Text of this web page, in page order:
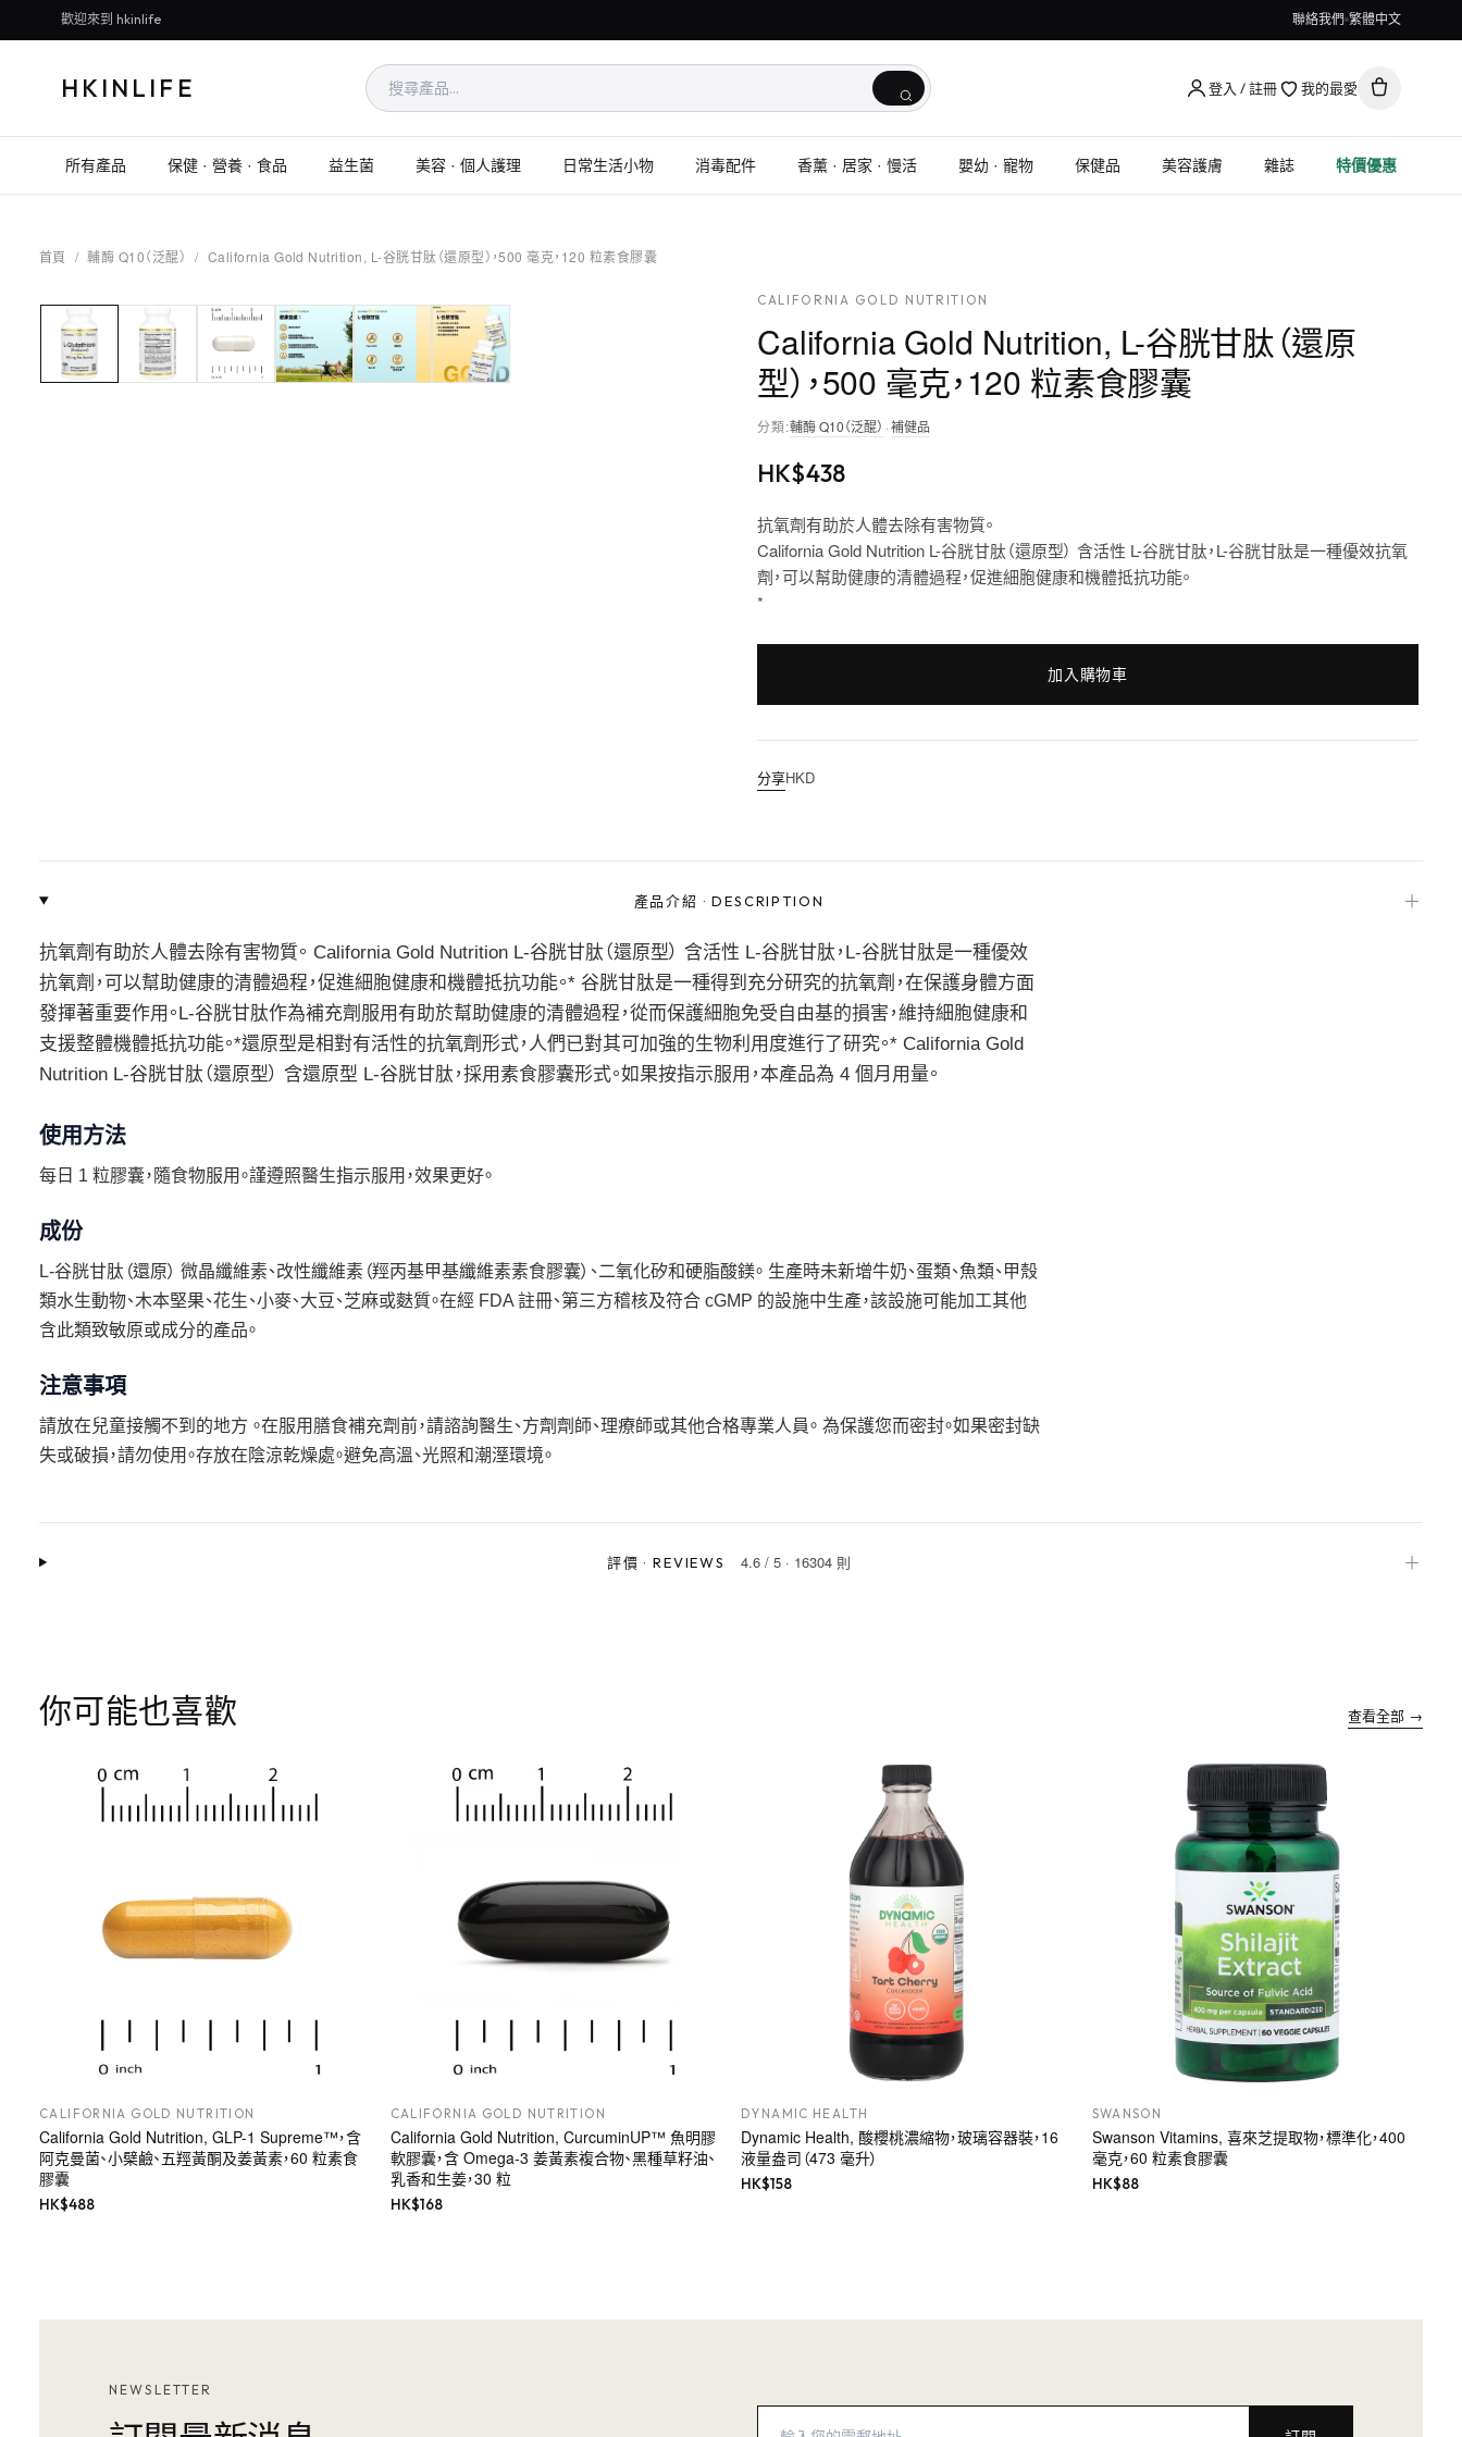
歡迎來到 hkinlife 聯絡我們 繁體中文
HKINLIFE 登入 / 註冊 我的最愛
所有產品 保健 · 營養 · 食品 益生菌 美容 · 個人護理 日常生活小物 消毒配件 香薰 · 居家 · 慢活 嬰幼 · 寵物 保健品 美容護膚 雜誌 特價優惠
首頁 / 輔酶 Q10（泛醌） / California Gold Nutrition, L-谷胱甘肽（還原型），500 毫克，120 粒素食膠囊
CALIFORNIA GOLD NUTRITION
California Gold Nutrition, L-谷胱甘肽（還原
型），500 毫克，120 粒素食膠囊
分類:輔酶 Q10（泛醌） ·補健品
HK$438
抗氧劑有助於人體去除有害物質。
California Gold Nutrition L-谷胱甘肽（還原型） 含活性 L-谷胱甘肽，L-谷胱甘肽是一種優效抗氧
劑，可以幫助健康的清體過程，促進細胞健康和機體抵抗功能。
*
加入購物車
分享HKD
產品介紹 ·DESCRIPTION ＋
抗氧劑有助於人體去除有害物質。 California Gold Nutrition L-谷胱甘肽（還原型） 含活性 L-谷胱甘肽，L-谷胱甘肽是一種優效
抗氧劑，可以幫助健康的清體過程，促進細胞健康和機體抵抗功能。* 谷胱甘肽是一種得到充分研究的抗氧劑，在保護身體方面
發揮著重要作用。L-谷胱甘肽作為補充劑服用有助於幫助健康的清體過程，從而保護細胞免受自由基的損害，維持細胞健康和
支援整體機體抵抗功能。*還原型是相對有活性的抗氧劑形式，人們已對其可加強的生物利用度進行了研究。* California Gold
Nutrition L-谷胱甘肽（還原型） 含還原型 L-谷胱甘肽，採用素食膠囊形式。如果按指示服用，本產品為 4 個月用量。
使用方法
每日 1 粒膠囊，隨食物服用。謹遵照醫生指示服用，效果更好。
成份
L-谷胱甘肽（還原） 微晶纖維素、改性纖維素（羥丙基甲基纖維素素食膠囊）、二氧化矽和硬脂酸鎂。 生產時未新增牛奶、蛋類、魚類、甲殼
類水生動物、木本堅果、花生、小麥、大豆、芝麻或麩質。在經 FDA 註冊、第三方稽核及符合 cGMP 的設施中生產，該設施可能加工其他
含此類致敏原或成分的產品。
注意事項
請放在兒童接觸不到的地方 。在服用膳食補充劑前，請諮詢醫生、方劑劑師、理療師或其他合格專業人員。 為保護您而密封。如果密封缺
失或破損，請勿使用。存放在陰涼乾燥處。避免高溫、光照和潮溼環境。
評價 ·REVIEWS 4.6/ 5· 16304 則 ＋
你可能也喜歡 查看全部 →
CALIFORNIA GOLD NUTRITION
California Gold Nutrition, GLP-1 Supreme™，含
阿克曼菌、小檗鹼、五羥黃酮及姜黃素，60 粒素食
膠囊
HK$488
CALIFORNIA GOLD NUTRITION
California Gold Nutrition, CurcuminUP™ 魚明膠
軟膠囊，含 Omega-3 姜黃素複合物、黑種草籽油、
乳香和生姜，30 粒
HK$168
DYNAMIC HEALTH
Dynamic Health, 酸櫻桃濃縮物，玻璃容器裝，16
液量盎司（473 毫升）
HK$158
SWANSON
Swanson Vitamins, 喜來芝提取物，標準化，400
毫克，60 粒素食膠囊
HK$88
NEWSLETTER